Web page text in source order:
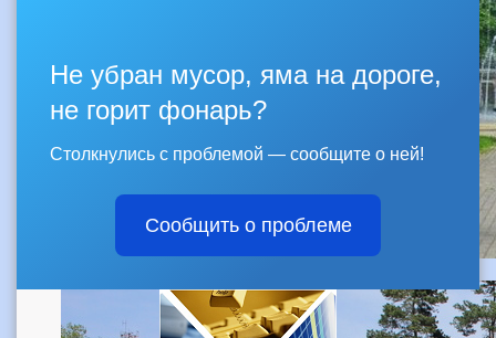
Не убран мусор, яма на дороге,
не горит фонарь?
Столкнулись с проблемой — сообщите о ней!
Сообщить о проблеме